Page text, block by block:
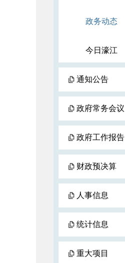
政务动态
今日濠江
通知公告
政府常务会议
政府工作报告
财政预决算
人事信息
统计信息
重大项目